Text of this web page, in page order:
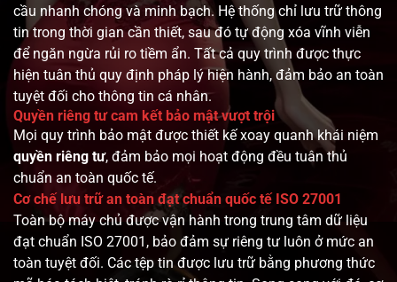
cầu nhanh chóng và minh bạch. Hệ thống chỉ lưu trữ thông
tin trong thời gian cần thiết, sau đó tự động xóa vĩnh viễn
để ngăn ngừa rủi ro tiềm ẩn. Tất cả quy trình được thực
hiện tuân thủ quy định pháp lý hiện hành, đảm bảo an toàn
tuyệt đối cho thông tin cá nhân.
Quyền riêng tư cam kết bảo mật vượt trội
Mọi quy trình bảo mật được thiết kế xoay quanh khái niệm
quyền riêng tư, đảm bảo mọi hoạt động đều tuân thủ
chuẩn an toàn quốc tế.
Cơ chế lưu trữ an toàn đạt chuẩn quốc tế ISO 27001
Toàn bộ máy chủ được vận hành trong trung tâm dữ liệu
đạt chuẩn ISO 27001, bảo đảm sự riêng tư luôn ở mức an
toàn tuyệt đối. Các tệp tin được lưu trữ bằng phương thức